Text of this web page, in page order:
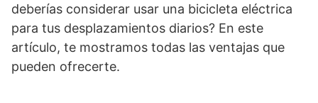
deberías considerar usar una bicicleta eléctrica
para tus desplazamientos diarios? En este
artículo, te mostramos todas las ventajas que
pueden ofrecerte.